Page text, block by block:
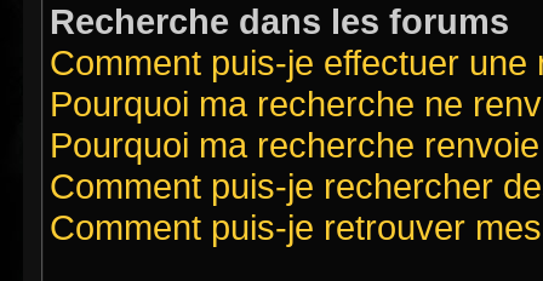
Recherche dans les forums
Comment puis-je effectuer
Pourquoi ma recherche ne
Pourquoi ma recherche
Comment puis-je rechercher
Comment puis-je retrouver